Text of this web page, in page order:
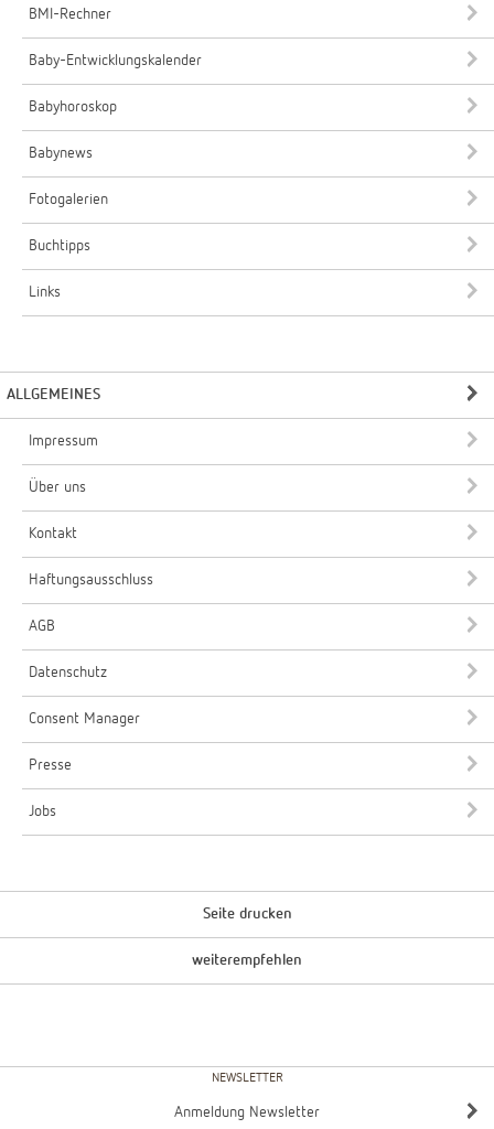
BMI-Rechner
Baby-Entwicklungskalender
Babyhoroskop
Babynews
Fotogalerien
Buchtipps
Links
ALLGEMEINES
Impressum
Über uns
Kontakt
Haftungsausschluss
AGB
Datenschutz
Consent Manager
Presse
Jobs
Seite drucken
weiterempfehlen
NEWSLETTER
Anmeldung Newsletter